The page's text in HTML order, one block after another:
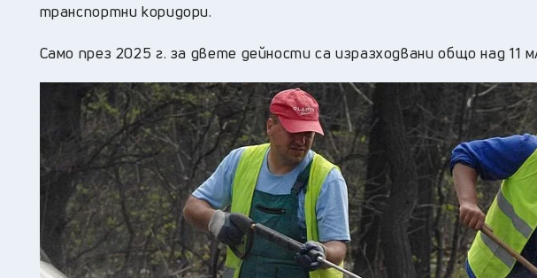
транспортни коридори.
Само през 2025 г. за двете дейности са изразходвани общо над 11